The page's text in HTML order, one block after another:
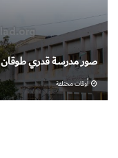
صور مدرسة قدري طوقان
أوقات مختلفة